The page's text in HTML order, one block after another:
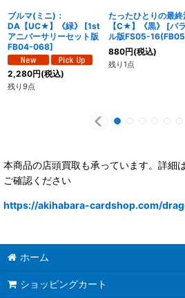
ブルマ(ミニ)：
DA【UC★】《緑》
[1st
アニバーサリーセット版
FB04-068]
2,280円(税込)
残り9点
たったひとりの最終
【C★】《黒》
[パ
ル版FS05-
880円(税込)
残り1点
本商品の店頭買取も承っています。詳細
ご確認ください
https://akihabara-cardshop.com/
ホーム
ショッピングカート